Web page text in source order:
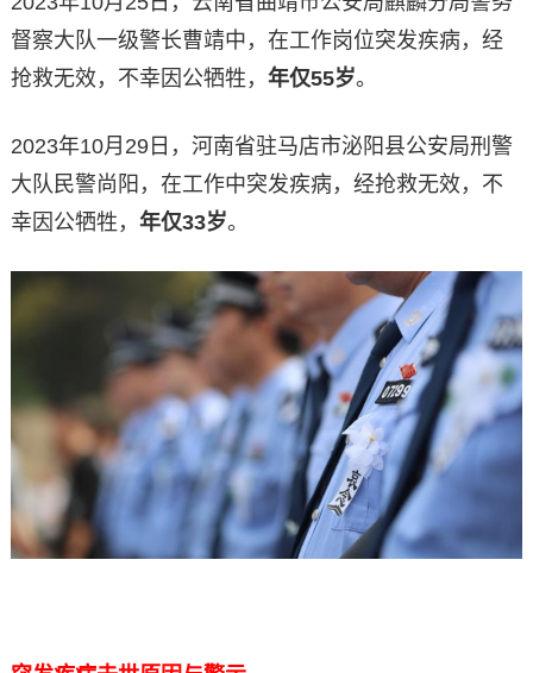
督察大队一级警长曹靖中，在工作岗位突发疾病，经
抢救无效，不幸因公牺牲， 年仅55岁。
2023年10月29日，河南省驻马店市泌阳县公安局刑警
大队民警尚阳，在工作中突发疾病，经抢救无效，不
幸因公牺牲， 年仅33岁。